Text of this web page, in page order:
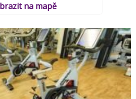
na mapě